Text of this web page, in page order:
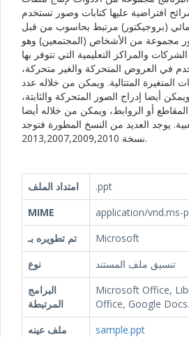
افتراضية عليها كتابات وصور تستخدم
(بروجيكتور) مرتبط بحاسوب من قبل
من الأشخاص (المجتمعين) وهو
والمراكز التعليمية التي تتوفر بها
في العروض المتحركة والغير متحركة،
المتغيرة المتتالية. ويمكن من خلاله عدد
أيضا إدراج الصور المتحركة والثابتة،
أو الروابط، ويمكن من خلاله أيضا
يوجد العديد من النسخ المطورة فتوجد
نسخة 2013,2007,2009,2010.
امتداد الملف
.ppt
MIME
application/vnd.ms-
تم تطويره بـ
Microsoft
نوع
تنسيق ملف المستند
البرامج
المرتبطة
Microsoft Office,
Office, Google Docs.
ملف عينه
sample.ppt